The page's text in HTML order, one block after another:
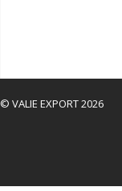
© VALIE EXPORT 2026